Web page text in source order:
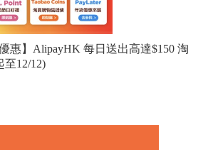
惠】AlipayHK 每日送出高達$150 淘
至12/12)